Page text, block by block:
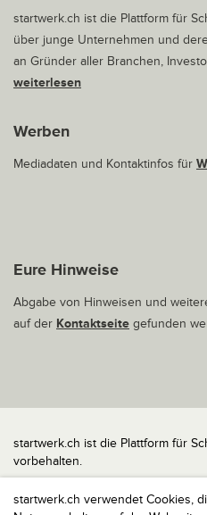
startwerk.ch verwendet Cookies,
startwerk.ch ist die Plattform für
über junge Unternehmen und
an Gründer aller Branchen,
weiterlesen
Werben
Mediadaten und Kontaktinfos für
Eure Hinweise
Abgabe von Hinweisen und
auf der Kontaktseite gefunden
startwerk.ch ist die Plattform für
vorbehalten.
Impressum